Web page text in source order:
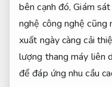
bên cạnh đó,Giám
nghệ công nghệ cũng
xuất ngày càng cải
lượng thang máy liên
để đáp ứng nhu cầu